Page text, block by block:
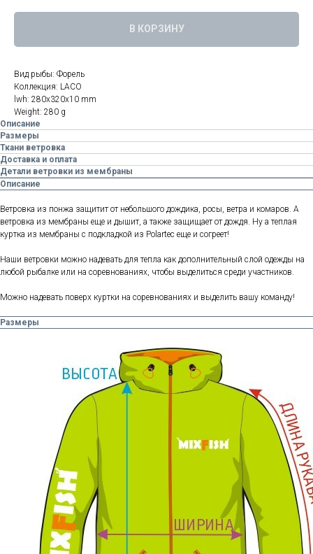
В КОРЗИНУ
Вид рыбы: Форель
Коллекция: LACO
lwh: 280x320x10 mm
Weight: 280 g
Описание
Размеры
Ткани ветровка
Доставка и оплата
Детали ветровки из мембраны
Описание
Ветровка из понжа защитит от небольшого дождика, росы, ветра и комаров. А
ветровка из мембраны еще и дышит, а также защищает от дождя. Ну а теплая
куртка из мембраны с подкладкой из Polartec еще и согреет!
Наши ветровки можно надевать для тепла как дополнительный слой одежды на
любой рыбалке или на соревнованиях, чтобы выделиться среди участников.
Можно надевать поверх куртки на соревнованиях и выделить вашу команду!
Размеры